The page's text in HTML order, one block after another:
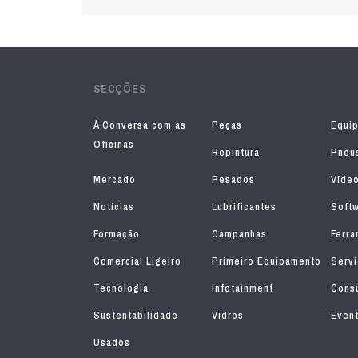
SECÇÕES
À Conversa com as
Oficinas
Peças
Repintura
Mercado
Pesados
Notícias
Lubrificantes
Formação
Campanhas
Comercial Ligeiro
Primeiro Equipamento
Tecnologia
Infotainment
Sustentabilidade
Vidros
Usados